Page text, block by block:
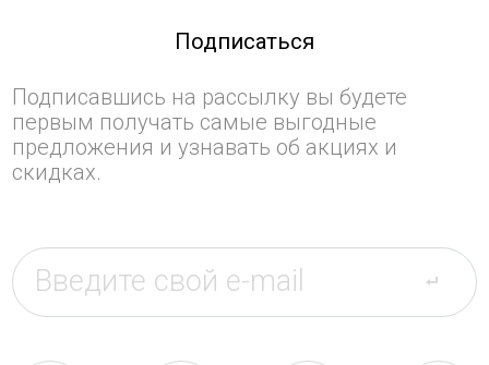
Подписаться
Подписавшись на рассылку вы будете
первым получать самые выгодные
предложения и узнавать об акциях и
скидках.